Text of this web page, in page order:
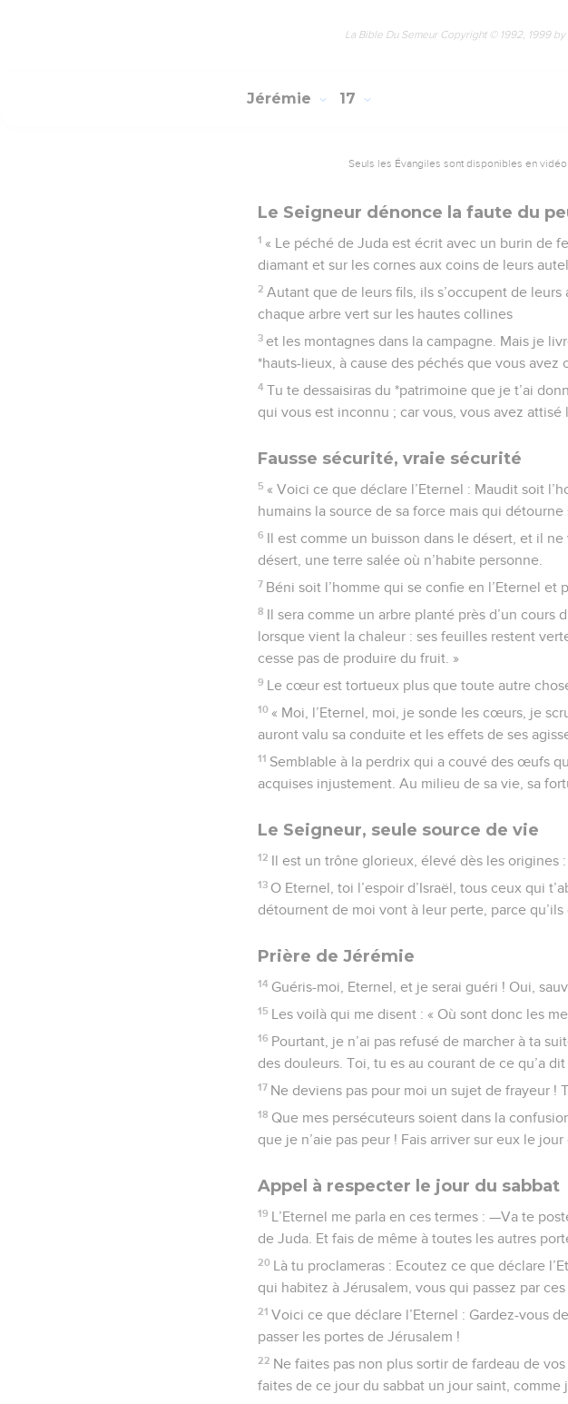
La Bible Du Semeur Copyright © 1992, 1999
Jérémie 17
Seuls les Évangiles sont disponibles en vidéo
Le Seigneur dénonce la faute du
1 « Le péché de Juda est écrit avec un burin de
diamant et sur les cornes aux coins de leurs
2 Autant que de leurs fils, ils s’occupent de
chaque arbre vert sur les hautes collines
3 et les montagnes dans la campagne. Mais je
*hauts-lieux, à cause des péchés que vous avez
4 Tu te dessaisiras du *patrimoine que je t’ai
qui vous est inconnu ; car vous, vous avez
Fausse sécurité, vraie sécurité
5 « Voici ce que déclare l’Eternel : Maudit soit
humains la source de sa force mais qui détourne
6 Il est comme un buisson dans le désert, et il
désert, une terre salée où n’habite personne.
7 Béni soit l’homme qui se confie en l’Eternel et
8 Il sera comme un arbre planté près d’un cours
lorsque vient la chaleur : ses feuilles restent
cesse pas de produire du fruit. »
9 Le cœur est tortueux plus que toute autre
10 « Moi, l’Eternel, moi, je sonde les cœurs, je
auront valu sa conduite et les effets de ses
11 Semblable à la perdrix qui a couvé des œufs
acquises injustement. Au milieu de sa vie, sa
Le Seigneur, seule source de vie
12 Il est un trône glorieux, élevé dès les origines :
13 O Eternel, toi l’espoir d’Israël, tous ceux qui
détournent de moi vont à leur perte, parce qu’ils
Prière de Jérémie
14 Guéris-moi, Eternel, et je serai guéri ! Oui,
15 Les voilà qui me disent : « Où sont donc les
16 Pourtant, je n’ai pas refusé de marcher à ta
des douleurs. Toi, tu es au courant de ce qu’a
17 Ne deviens pas pour moi un sujet de frayeur !
18 Que mes persécuteurs soient dans la
que je n’aie pas peur ! Fais arriver sur eux le
Appel à respecter le jour du sabbat
19 L’Eternel me parla en ces termes : —Va te
de Juda. Et fais de même à toutes les autres
20 Là tu proclameras : Ecoutez ce que déclare
qui habitez à Jérusalem, vous qui passez par ces
21 Voici ce que déclare l’Eternel : Gardez-vous
passer les portes de Jérusalem !
22 Ne faites pas non plus sortir de fardeau de
faites de ce jour du sabbat un jour saint, comme